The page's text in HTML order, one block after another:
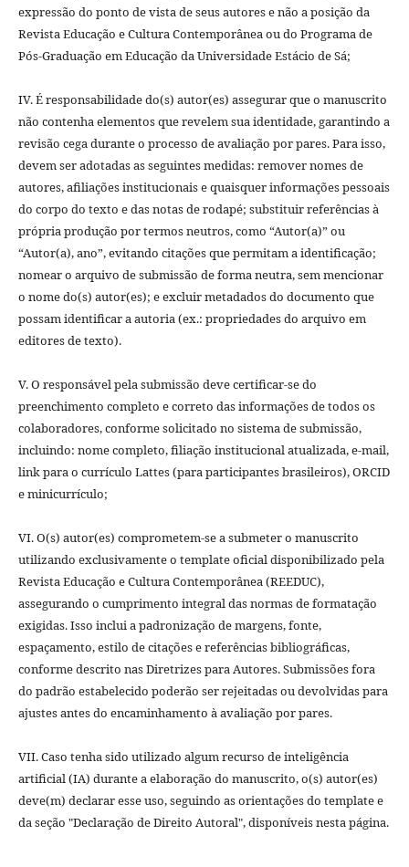
expressão do ponto de vista de seus autores e não a posição da
Revista Educação e Cultura Contemporânea ou do Programa de
Pós-Graduação em Educação da Universidade Estácio de Sá;
IV. É responsabilidade do(s) autor(es) assegurar que o manuscrito
não contenha elementos que revelem sua identidade, garantindo a
revisão cega durante o processo de avaliação por pares. Para isso,
devem ser adotadas as seguintes medidas: remover nomes de
autores, afiliações institucionais e quaisquer informações pessoais
do corpo do texto e das notas de rodapé; substituir referências à
própria produção por termos neutros, como “Autor(a)” ou
“Autor(a), ano”, evitando citações que permitam a identificação;
nomear o arquivo de submissão de forma neutra, sem mencionar
o nome do(s) autor(es); e excluir metadados do documento que
possam identificar a autoria (ex.: propriedades do arquivo em
editores de texto).
V. O responsável pela submissão deve certificar-se do
preenchimento completo e correto das informações de todos os
colaboradores, conforme solicitado no sistema de submissão,
incluindo: nome completo, filiação institucional atualizada, e-mail,
link para o currículo Lattes (para participantes brasileiros), ORCID
e minicurrículo;
VI. O(s) autor(es) comprometem-se a submeter o manuscrito
utilizando exclusivamente o template oficial disponibilizado pela
Revista Educação e Cultura Contemporânea (REEDUC),
assegurando o cumprimento integral das normas de formatação
exigidas. Isso inclui a padronização de margens, fonte,
espaçamento, estilo de citações e referências bibliográficas,
conforme descrito nas Diretrizes para Autores. Submissões fora
do padrão estabelecido poderão ser rejeitadas ou devolvidas para
ajustes antes do encaminhamento à avaliação por pares.
VII. Caso tenha sido utilizado algum recurso de inteligência
artificial (IA) durante a elaboração do manuscrito, o(s) autor(es)
deve(m) declarar esse uso, seguindo as orientações do template e
da seção "Declaração de Direito Autoral", disponíveis nesta página.